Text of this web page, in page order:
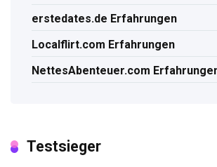
erstedates.de Erfahrungen
Localflirt.com Erfahrungen
NettesAbenteuer.com
Testsieger